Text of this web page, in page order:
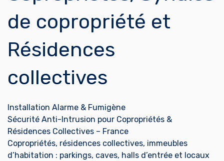
de copropriété et
Résidences
collectives
Installation Alarme & Fumigène
Sécurité Anti-Intrusion pour Copropriétés &
Résidences Collectives – France
Copropriétés, résidences collectives, immeubles
d’habitation : parkings, caves, halls d’entrée et locaux